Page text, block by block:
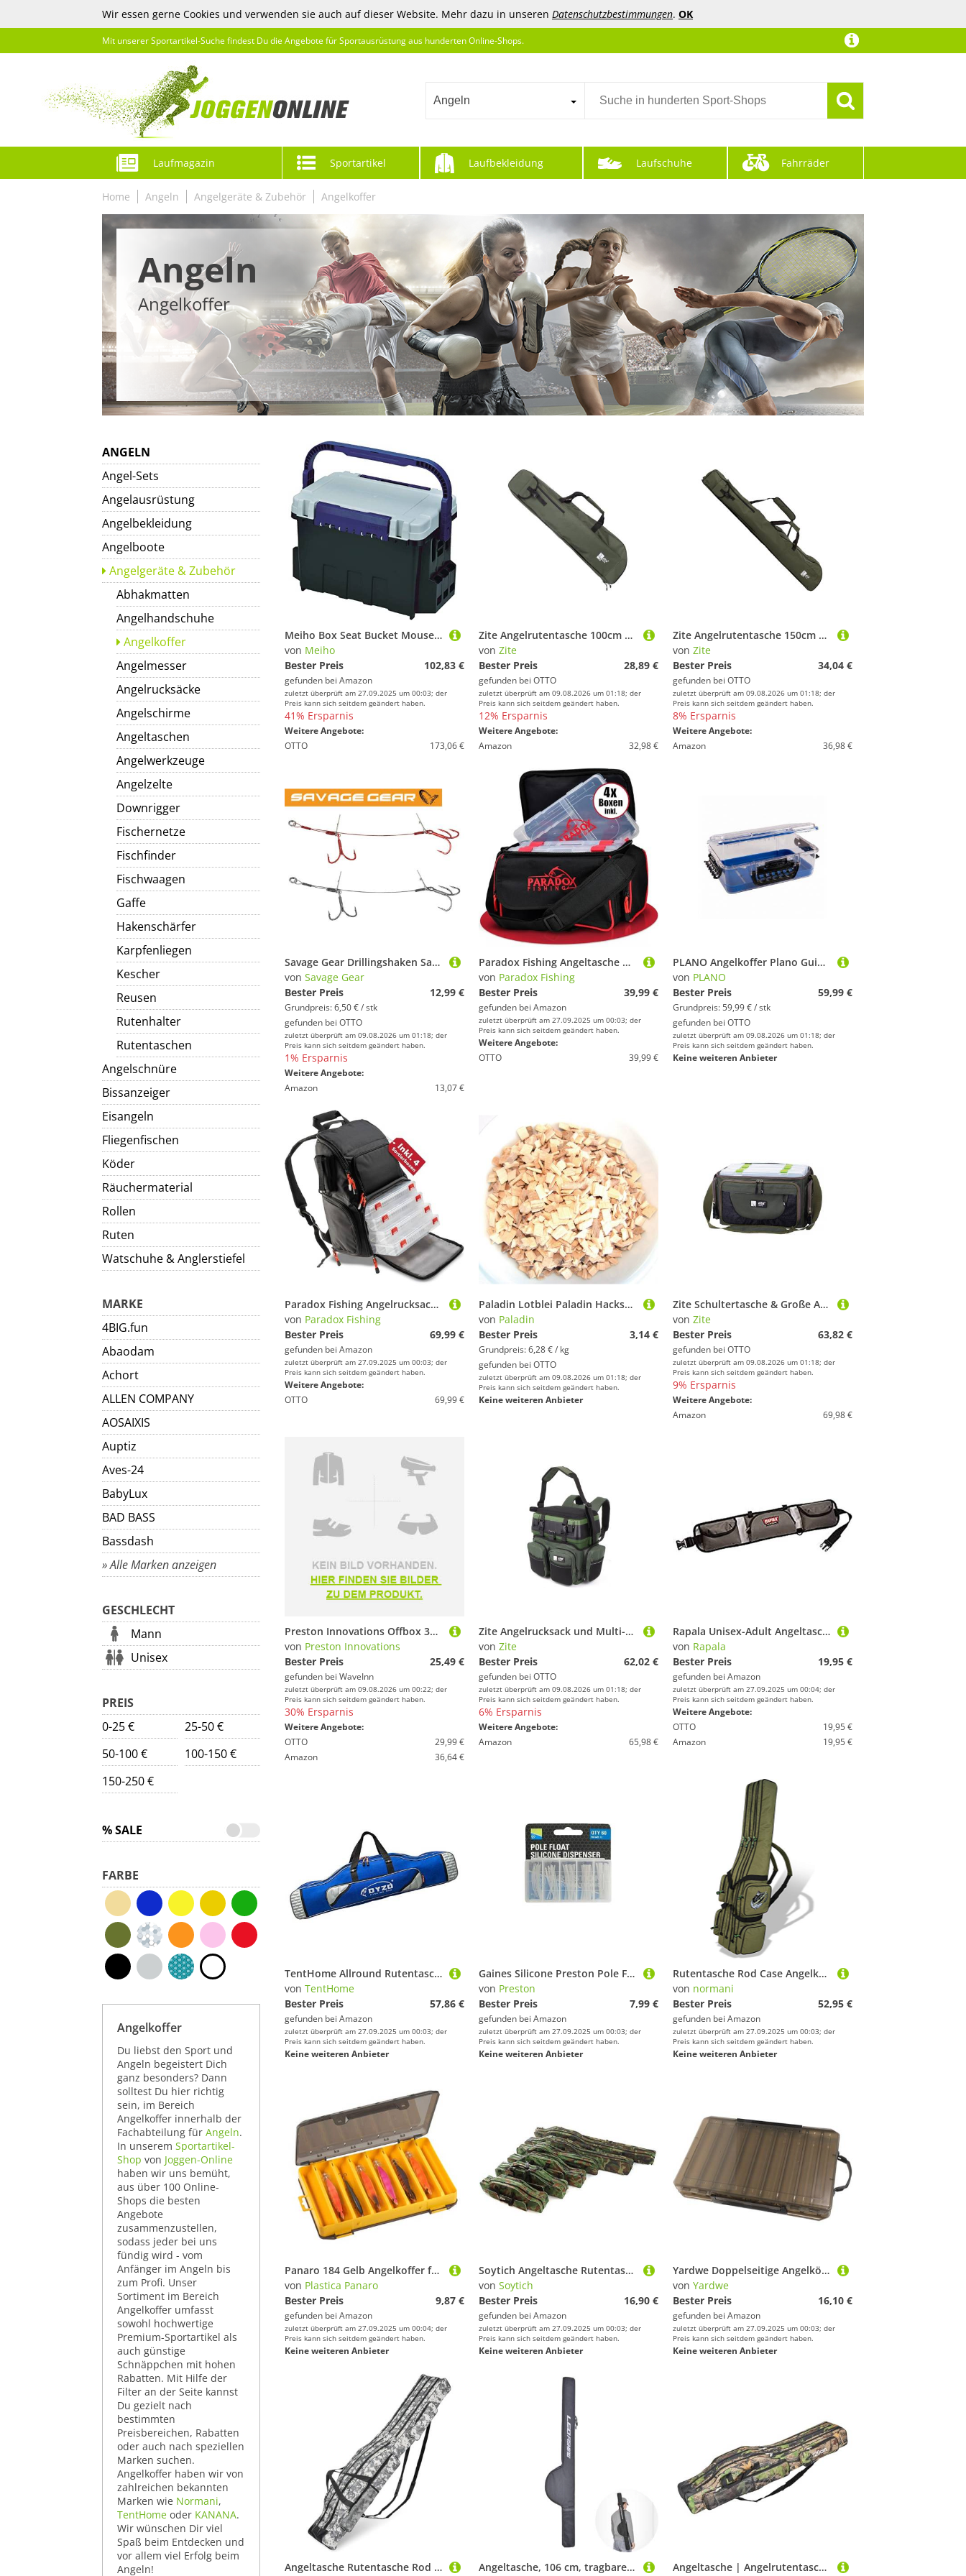
Wir essen gerne Cookies und verwenden sie auch auf dieser Website. Mehr dazu in unseren Datenschutzbestimmungen. OK
Mit unserer Sportartikel-Suche findest Du die Angebote für Sportausrüstung aus hunderten Online-Shops.
Angeln
Laufmagazin Sportartikel Laufbekleidung Laufschuhe Fahrräder
Home Angeln Angelgeräte & Zubehör Angelkoffer
Angeln
Angelkoffer
ANGELN
Angel-Sets
Angelausrüstung
Angelbekleidung
Angelboote
Angelgeräte & Zubehör
Abhakmatten
Angelhandschuhe
Angelkoffer
Angelmesser
Angelrucksäcke
Angelschirme
Angeltaschen
Angelwerkzeuge
Angelzelte
Downrigger
Fischernetze
Fischfinder
Fischwaagen
Gaffe
Hakenschärfer
Karpfenliegen
Kescher
Reusen
Rutenhalter
Rutentaschen
Angelschnüre
Bissanzeiger
Eisangeln
Fliegenfischen
Köder
Räuchermaterial
Rollen
Ruten
Watschuhe & Anglerstiefel
MARKE
4BIG.fun
Abaodam
Achort
ALLEN COMPANY
AOSAIXIS
Auptiz
Aves-24
BabyLux
BAD BASS
Bassdash
» Alle Marken anzeigen
GESCHLECHT
Mann
Unisex
PREIS
0-25 €
25-50 €
50-100 €
100-150 €
150-250 €
% SALE
FARBE
Angelkoffer
Du liebst den Sport und
Angeln begeistert Dich
ganz besonders? Dann
solltest Du hier richtig
sein, im Bereich
Angelkoffer innerhalb der
Fachabteilung für Angeln.
In unserem Sportartikel-
Shop von Joggen-Online
haben wir uns bemüht,
aus über 100 Online-
Shops die besten
Angebote
zusammenzustellen,
sodass jeder bei uns
fündig wird - vom
Anfänger im Angeln bis
zum Profi. Unser
Sortiment im Bereich
Angelkoffer umfasst
sowohl hochwertige
Premium-Sportartikel als
auch günstige
Schnäppchen mit hohen
Rabatten. Mit Hilfe der
Filter an der Seite kannst
Du gezielt nach
bestimmten
Preisbereichen, Rabatten
oder auch nach speziellen
Marken suchen.
Angelkoffer haben wir von
zahlreichen bekannten
Marken wie Normani,
TentHome oder KANANA.
Wir wünschen Dir viel
Spaß beim Entdecken und
vor allem viel Erfolg beim
Angeln!
Meiho Box Seat Bucket Mouse BM-9000 - Angelkasten 542 x 340 x 350 mm, Angelkoffer mit 35 Liter Volumen, schwarz/weiß/Blaue Angelbox auch als Angelsitz zu verwenden!
von Meiho
Bester Preis
102,83 €
gefunden bei Amazon
zuletzt überprüft am 27.09.2025 um 00:03; der
Preis kann sich seitdem geändert haben.
41% Ersparnis
Weitere Angebote:
OTTO
173,06 €
Zite Angelrutentasche 100cm Futteral für Teleskopruten mit Schultergurten & Tragegriffen
von Zite
Bester Preis
28,89 €
gefunden bei OTTO
zuletzt überprüft am 09.08.2026 um 01:18; der
Preis kann sich seitdem geändert haben.
12% Ersparnis
Weitere Angebote:
Amazon
32,98 €
Zite Angelrutentasche 150cm mit Kescher-Fach, Tragegriffen & Schultergurt
von Zite
Bester Preis
34,04 €
gefunden bei OTTO
zuletzt überprüft am 09.08.2026 um 01:18; der
Preis kann sich seitdem geändert haben.
8% Ersparnis
Weitere Angebote:
Amazon
36,98 €
Savage Gear Drillingshaken Savage Gear Carbon 49 Double Stingers - 2 Angsthaken
von Savage Gear
Bester Preis
12,99 €
Grundpreis: 6,50 € / stk
gefunden bei OTTO
zuletzt überprüft am 09.08.2026 um 01:18; der
Preis kann sich seitdem geändert haben.
1% Ersparnis
Weitere Angebote:
Amazon
13,07 €
Paradox Fishing Angeltasche mit Boxen I inkl. 4 Boxen I Angelrucksack Angelkoffer - viel Platz für Köder und Angelzubehör
von Paradox Fishing
Bester Preis
39,99 €
gefunden bei Amazon
zuletzt überprüft am 27.09.2025 um 00:03; der
Preis kann sich seitdem geändert haben.
Weitere Angebote:
OTTO
39,99 €
PLANO Angelkoffer Plano Guide Series™ Waterproof Case 3700
von PLANO
Bester Preis
59,99 €
Grundpreis: 59,99 € / stk
gefunden bei OTTO
zuletzt überprüft am 09.08.2026 um 01:18; der
Preis kann sich seitdem geändert haben.
Keine weiteren Anbieter
Paradox Fishing Angelrucksack mit Boxen I inkl. 4 Boxen I Angeltasche mit Boxen Angelkoffer
von Paradox Fishing
Bester Preis
69,99 €
gefunden bei Amazon
zuletzt überprüft am 27.09.2025 um 00:03; der
Preis kann sich seitdem geändert haben.
Weitere Angebote:
OTTO
69,99 €
Paladin Lotblei Paladin Hackspäne Buche 500 g
von Paladin
Bester Preis
3,14 €
Grundpreis: 6,28 € / kg
gefunden bei OTTO
zuletzt überprüft am 09.08.2026 um 01:18; der
Preis kann sich seitdem geändert haben.
Keine weiteren Anbieter
Zite Schultertasche & Große Angeltasche mit 4 Köderboxen 43 x 26 x 26 cm
von Zite
Bester Preis
63,82 €
gefunden bei OTTO
zuletzt überprüft am 09.08.2026 um 01:18; der
Preis kann sich seitdem geändert haben.
9% Ersparnis
Weitere Angebote:
Amazon
69,98 €
Preston Innovations Offbox 36 Side Tray Schwarz S
von Preston Innovations
Bester Preis
25,49 €
gefunden bei WaveInn
zuletzt überprüft am 09.08.2026 um 00:22; der
Preis kann sich seitdem geändert haben.
30% Ersparnis
Weitere Angebote:
OTTO
29,99 €
Amazon
36,64 €
Zite Angelrucksack und Multi-Sitzkiepe in 1 - Inklusive 4 Tackleboxen im Deckel
von Zite
Bester Preis
62,02 €
gefunden bei OTTO
zuletzt überprüft am 09.08.2026 um 01:18; der
Preis kann sich seitdem geändert haben.
6% Ersparnis
Weitere Angebote:
Amazon
65,98 €
Rapala Unisex-Adult Angeltasche Sportsman’s 10 Tackle Belt-Angelkoffer in Gürtelgröße-Für Angelzubehör-mit Reißverschluss und 2 Seitentaschen-Rutenhalterung Gürtel, Grau/Schwarz, Einzigartig
von Rapala
Bester Preis
19,95 €
gefunden bei Amazon
zuletzt überprüft am 27.09.2025 um 00:04; der
Preis kann sich seitdem geändert haben.
Weitere Angebote:
OTTO
19,95 €
Amazon
19,95 €
TentHome Allround Rutentaschen Rutenfutteral Angelrute Zubehör Angelrucksack Anglertasche Angelkoffer Blau, 3 Kammer, 120cm
von TentHome
Bester Preis
57,86 €
gefunden bei Amazon
zuletzt überprüft am 27.09.2025 um 00:03; der
Preis kann sich seitdem geändert haben.
Keine weiteren Anbieter
Gaines Silicone Preston Pole Float Dispenser
von Preston
Bester Preis
7,99 €
gefunden bei Amazon
zuletzt überprüft am 27.09.2025 um 00:03; der
Preis kann sich seitdem geändert haben.
Keine weiteren Anbieter
Rutentasche Rod Case Angelkoffer Futteral mit 2, 3 oder 4 Ruten-Fächern, Verschiedene Längen wählbar - stark wasserabweisender Fishing Rucksack Farbe Dunkelgrün 3 Innenfächer Größe 190 cm
von normani
Bester Preis
52,95 €
gefunden bei Amazon
zuletzt überprüft am 27.09.2025 um 00:03; der
Preis kann sich seitdem geändert haben.
Keine weiteren Anbieter
Panaro 184 Gelb Angelkoffer für Herren, 275 x 185 x H48
von Plastica Panaro
Bester Preis
9,87 €
gefunden bei Amazon
zuletzt überprüft am 27.09.2025 um 00:04; der
Preis kann sich seitdem geändert haben.
Keine weiteren Anbieter
Soytich Angeltasche Rutentasche Rutenfutteral Angelkoffer Anglertasche (Tasche 2fach) (0.8m)
von Soytich
Bester Preis
16,90 €
gefunden bei Amazon
zuletzt überprüft am 27.09.2025 um 00:03; der
Preis kann sich seitdem geändert haben.
Keine weiteren Anbieter
Yardwe Doppelseitige Angelköderbox aus Robustem mit Handgriff Wasserdichter und Stoßfester Angelkoffer Organizer für Köder und Angelzubehör Praktischer Köderbox Aufbewahrungskoffer
von Yardwe
Bester Preis
16,10 €
gefunden bei Amazon
zuletzt überprüft am 27.09.2025 um 00:03; der
Preis kann sich seitdem geändert haben.
Keine weiteren Anbieter
Angeltasche Rutentasche Rod Case Angeln Tasche mit 3 Fächern, 150cm Rutenfutteral Angelkoffer Angelrutentaschen, Wasserdicht Falten Angeln Stange Werkzeuge für Angelruten, Kescher und Rutenhalter
Angeltasche, 106 cm, tragbare faltbare Angelrutentasche, Ausrüstungswerkzeug, Tragetasche, Angelkoffer, Aufbewahrung für Outdoor-Angeln
Angeltasche | Angelrutentasche Rutentasche Rutenfutteral Mit Außentaschen, Wasserdichte Fishing Rutentasche Mit Tragegurt, Rutentasche Rod Case Angelkoffer Futteral, Organizer Für Angelausrüstung